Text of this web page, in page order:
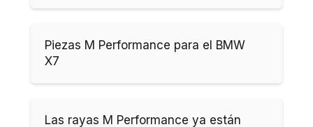
Piezas M Performance para el BMW
X7
Las rayas M Performance ya están